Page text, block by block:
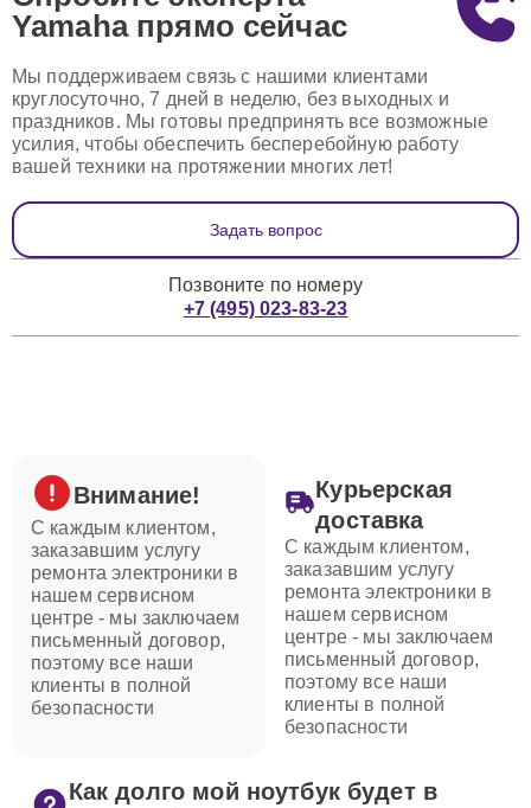
Yamaha прямо сейчас
Мы поддерживаем связь с нашими клиентами
круглосуточно, 7 дней в неделю, без выходных и
праздников. Мы готовы предпринять все возможные
усилия, чтобы обеспечить бесперебойную работу
вашей техники на протяжении многих лет!
Задать вопрос
Позвоните по номеру
+7 (495) 023-83-23
Внимание!
С каждым клиентом,
заказавшим услугу
ремонта электроники в
нашем сервисном
центре - мы заключаем
письменный договор,
поэтому все наши
клиенты в полной
безопасности
Курьерская
доставка
С каждым клиентом,
заказавшим услугу
ремонта электроники в
нашем сервисном
центре - мы заключаем
письменный договор,
поэтому все наши
клиенты в полной
безопасности
Как долго мой ноутбук будет в